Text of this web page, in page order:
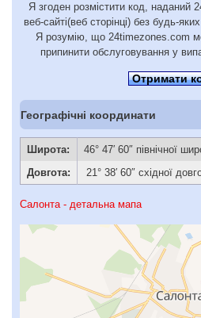
Я згоден розмістити код, наданий
веб-сайті(веб сторінці) без будь-
Я розумію, що 24timezones.com
припинити обслуговування у
Отримати
Географічні координати
Широта:
46° 47′ 60″ північної
Довгота:
21° 38′ 60″ східної
Салонта - детальна мапа